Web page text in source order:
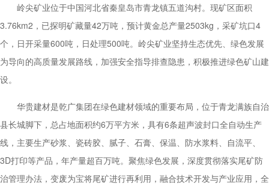
岭尖矿业位于中国河北省秦皇岛市青龙镇五道沟村。现矿区面积
3.76km2，已探明矿藏量42万吨，预计黄金总产量2503kg，采矿坑口4
个，日开采量600吨，日处理500吨。岭尖矿业坚持生态优先、绿色发展
为导向的高质量发展路线，加强安全指导排查隐患，积极推进绿色矿山建
设。
华贵建材是乾广集团在绿色建材领域的重要布局，位于青龙满族自治
县长城脚下，总占地面积约6万平方米，具有6条超声波封口全自动生产
线，主要生产砂浆、瓷砖胶、腻子、石膏、保温、防水浆料、自流平、
3D打印等产品，年产量超百万吨。聚焦绿色发展，深度贯彻落实尾矿防
治管理办法，变废为宝将尾矿进行再利用，融合技术开发与产业应用，全